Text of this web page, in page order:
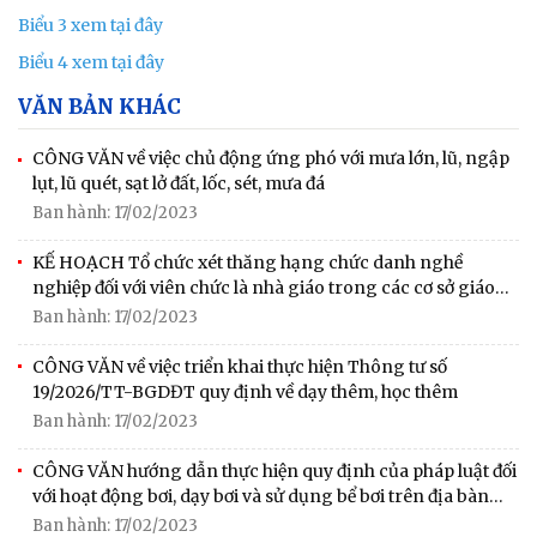
Biểu 3 xem tại đây
Biểu 4 xem tại đây
VĂN BẢN KHÁC
CÔNG VĂN về việc chủ động ứng phó với mưa lớn, lũ, ngập
lụt, lũ quét, sạt lở đất, lốc, sét, mưa đá
Ban hành: 17/02/2023
KẾ HOẠCH Tổ chức xét thăng hạng chức danh nghề
nghiệp đối với viên chức là nhà giáo trong các cơ sở giáo
dục công lập thuộc UBND phường Tam Điệp năm 2026
Ban hành: 17/02/2023
CÔNG VĂN về việc triển khai thực hiện Thông tư số
19/2026/TT-BGDĐT quy định về dạy thêm, học thêm
Ban hành: 17/02/2023
CÔNG VĂN hướng dẫn thực hiện quy định của pháp luật đối
với hoạt động bơi, dạy bơi và sử dụng bể bơi trên địa bàn
tỉnh Ninh Bình
Ban hành: 17/02/2023